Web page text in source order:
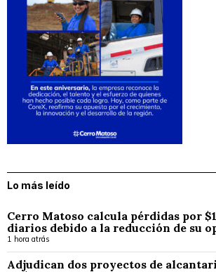
Lo más leído
Cerro Matoso calcula pérdidas por
diarios debido a la reducción de su
1 hora atrás
Adjudican dos proyectos de